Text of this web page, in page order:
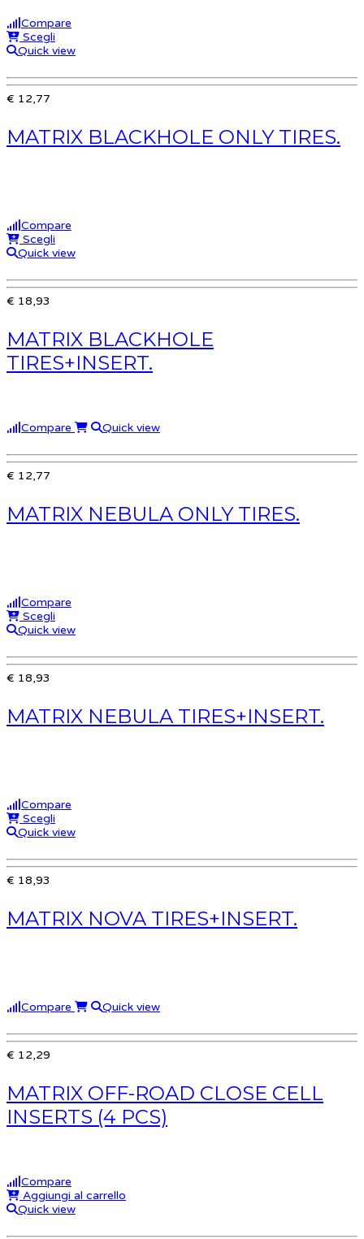
Compare
Scegli
Quick view
€ 12,77
MATRIX BLACKHOLE ONLY TIRES.
Compare
Scegli
Quick view
€ 18,93
MATRIX BLACKHOLE
TIRES+INSERT.
Compare Quick view
€ 12,77
MATRIX NEBULA ONLY TIRES.
Compare
Scegli
Quick view
€ 18,93
MATRIX NEBULA TIRES+INSERT.
Compare
Scegli
Quick view
€ 18,93
MATRIX NOVA TIRES+INSERT.
Compare Quick view
€ 12,29
MATRIX OFF-ROAD CLOSE CELL
INSERTS (4 PCS)
Compare
Aggiungi al carrello
Quick view